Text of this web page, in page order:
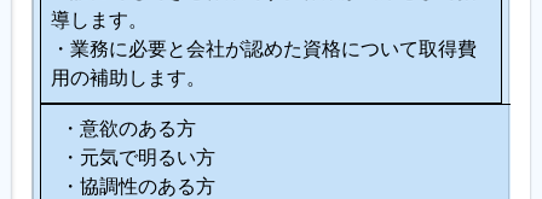
導します。
・業務に必要と会社が認めた資格について取得費
用の補助します。
・意欲のある方
・元気で明るい方
・協調性のある方